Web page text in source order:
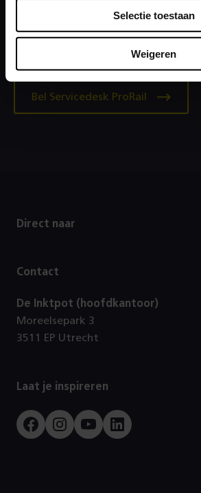
Selectie toestaan
Weigeren
Lukt inloggen niet of krijg je een
Bel dan onze collega’s van de
7100. Zij kijken graag met je mee.
Bel Servicedesk ProRail
Direct naar
Contact
De Inktpot (hoofdkantoor)
Moreelsepark 3
3511 EP Utrecht
Laat je inspireren
FacebookInstagram
YoutubeLinkedIn